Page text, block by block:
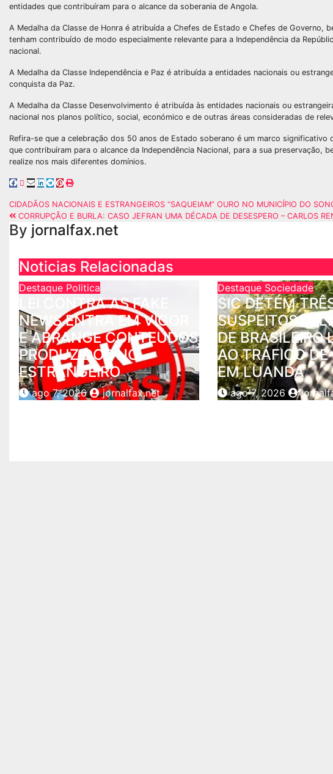
entidades que contribuíram para o alcance da soberania de Angola.
A Medalha da Classe de Honra é atribuída a Chefes de Estado e Chefes de
tenham contribuído de modo especialmente relevante para a Independência da
nacional.
A Medalha da Classe Independência e Paz é atribuída a entidades nacionais ou
conquista da Paz.
A Medalha da Classe Desenvolvimento é atribuída às entidades nacionais ou
nacional nos planos político, social, económico e de outras áreas consideradas de
Refira-se que a celebração dos 50 anos de Estado soberano é um marco
que contribuíram para o alcance da Independência Nacional, para a sua preservação,
realize nos mais diferentes domínios.
CIDADÃOS NACIONAIS E ESTRANGEIROS “SAQUEIAM” OURO NO MUNICÍPIO DO
CORRUPÇÃO E BURLA: CASO JEFRAN UMA DÉCADA DE DESESPERO – CARLOS
By jornalfax.net
Noticias Relacionadas
Destaque Politica
LEI CONTRA AS FAKE
NEWS ENTRA EM VIGOR
E ABRANGE CONTEÚDOS
PRODUZIDOS NO
ESTRANGEIRO
ago 7, 2026 jornalfax.net
Destaque Sociedade
SIC DETÉM
SUSPEITOS
DE BRASILEIRO
AO TRÁFICO DE
EM LUANDA
ago 7, 2026